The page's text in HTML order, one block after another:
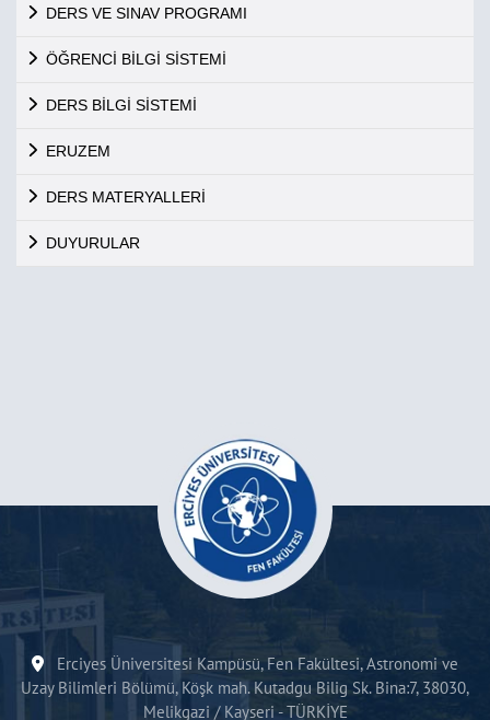
DERS VE SINAV PROGRAMI
ÖĞRENCİ BİLGİ SİSTEMİ
DERS BİLGİ SİSTEMİ
ERUZEM
DERS MATERYALLERİ
DUYURULAR
Erciyes Üniversitesi Kampüsü, Fen Fakültesi, Astronomi ve
Uzay Bilimleri Bölümü, Köşk mah. Kutadgu Bilig Sk. Bina:7, 38030,
Melikgazi / Kayseri - TÜRKİYE